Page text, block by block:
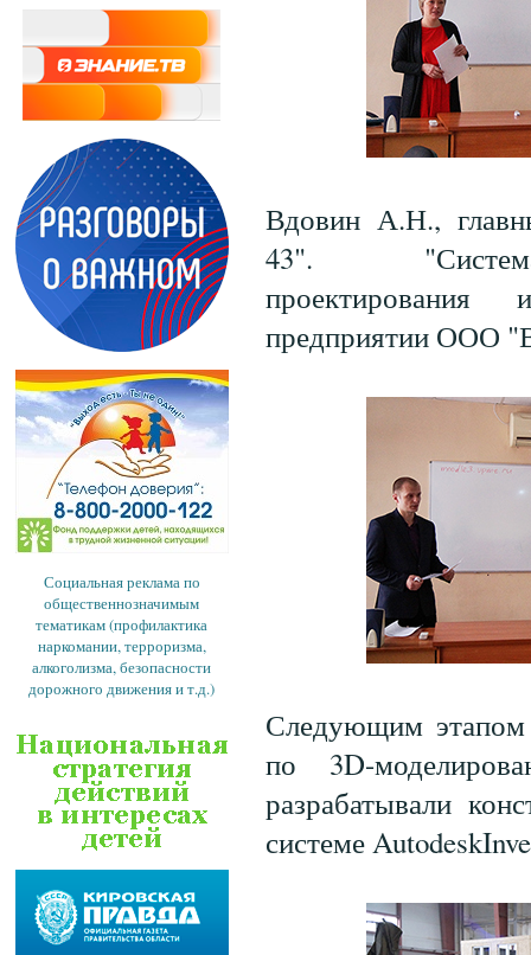
Социальная реклама по
общественнозначимым
тематикам (профилактика
наркомании, терроризма,
алкоголизма, безопасности
дорожного движения и т.д.)
Вдовин А.Н.,
43". "Система
предприятии ООО
Следующим этапом
по 3D-
разрабатывали
системе